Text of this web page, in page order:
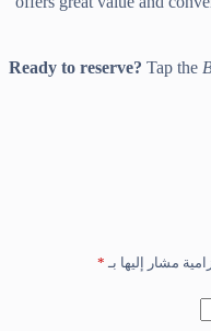
Ready to reserve? Tap the
مشار إليها بـ *